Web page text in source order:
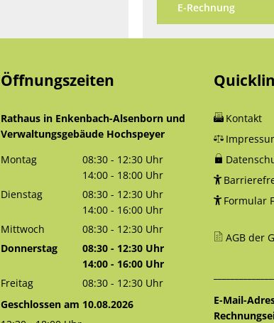
E-Rechnung
Öffnungszeiten
Rathaus in Enkenbach-Alsenborn und
Verwaltungsgebäude Hochspeyer
Montag
08:30 - 12:30 Uhr
Von 08:30 bis 12:30 Uhr
14:00 - 18:00 Uhr
Von 14:00 bis 18:00 Uhr
Dienstag 08:30 - 12:30 Uhr
Von 08:30 bis 12:30 Uhr
14:00 - 16:00 Uhr
Von 14:00 bis 16:00 Uhr
Mittwoch 08:30 - 12:30 Uhr
Von 08:30 bis 12:30 Uhr
Donnerstag 08:30 - 12:30 Uhr
Von 08:30 bis 12:30 Uhr
14:00 - 16:00 Uhr
Von 14:00 bis 16:00 Uhr
Freitag 08:30 - 12:30 Uhr
Von 08:30 bis 12:30 Uhr
Geschlossen am 10.08.2026
Kontakt
Formular
AGB der
E-Mail-